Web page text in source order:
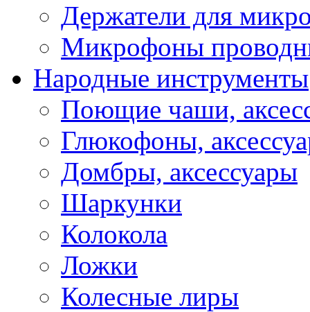
Держатели для
Микрофоны
Народные инструменты
Поющие чаши,
Глюкофоны,
Домбры, аксессуары
Шаркунки
Колокола
Ложки
Колесные лиры